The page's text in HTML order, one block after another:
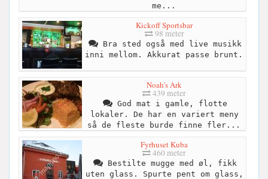
me...
Kickoff Sportsbar
98 meter
Bra sted også med live musikk
inni mellom. Akkurat passe brunt.
Noah's Ark
439 meter
God mat i gamle, flotte
lokaler. De har en variert meny
så de fleste burde finne fler...
Fyrhuset Kuba
460 meter
Bestilte mugge med øl, fikk
uten glass. Spurte pent om glass,